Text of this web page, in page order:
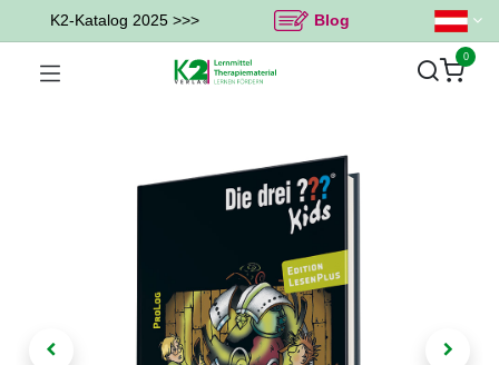
K2-Katalog 2025 >>> Blog
0